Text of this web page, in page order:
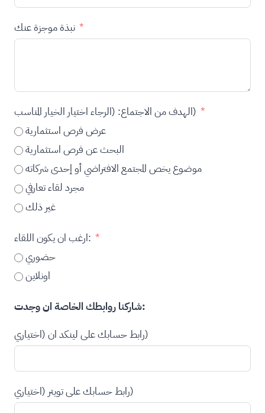
نبذة موجزة عنك
الهدف من الاجتماع: (الرجاء اختيار الخيار المناسب)
عرض فرص استثمارية
البحث عن فرص استثمارية
موضوع يخص المجتمع الافتراضي أو إحدى شركاته
مجرد لقاء تعارفي
غير ذلك
ارغب ان يكون اللقاء:
حضوري
اونلاين
شاركنا روابطك الخاصة ان وجدت:
رابط حسابك على لينكد ان (اختياري)
رابط حسابك على تويتر (اختياري)